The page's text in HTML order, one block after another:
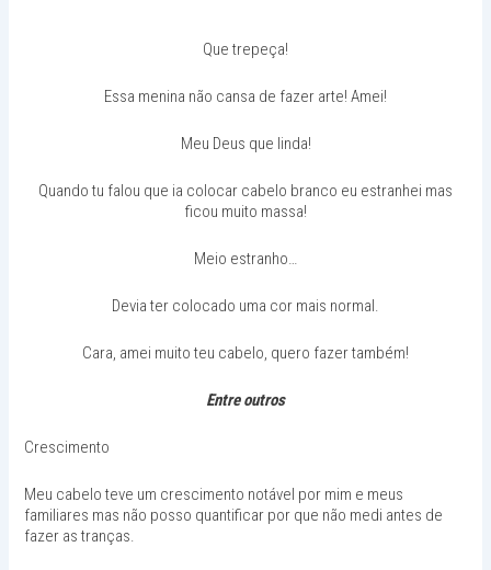
Que trepeça!
Essa menina não cansa de fazer arte! Amei!
Meu Deus que linda!
Quando tu falou que ia colocar cabelo branco eu estranhei mas
ficou muito massa!
Meio estranho…
Devia ter colocado uma cor mais normal.
Cara, amei muito teu cabelo, quero fazer também!
Entre outros
Crescimento
Meu cabelo teve um crescimento notável por mim e meus
familiares mas não posso quantificar por que não medi antes de
fazer as tranças.